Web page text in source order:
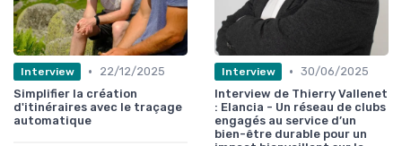
Interview •
22/12/2025
Simplifier la création
d'itinéraires avec le traçage
automatique
Interview • 30/06/2025
Interview de Thierry Vallenet
: Elancia - Un réseau de clubs
engagés au service d’un
bien-être durable pour un